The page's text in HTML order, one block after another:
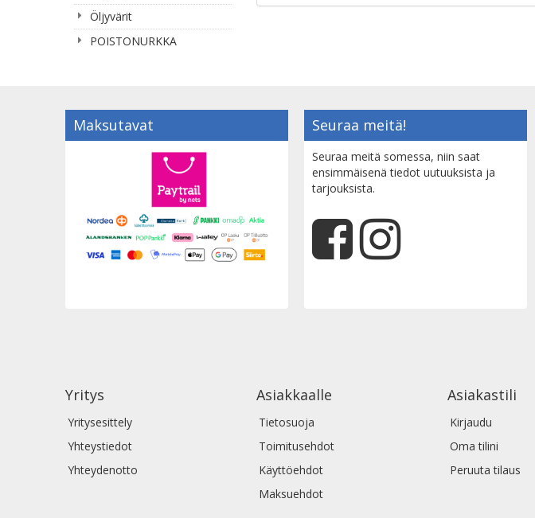
Öljyvärit
POISTONURKKA
Maksutavat Seuraa meitä!
Seuraa meitä somessa, niin saat
ensimmäisenä tiedot uutuuksista ja
tarjouksista.
Yritys
Yritysesittely
Yhteystiedot
Yhteydenotto
Asiakkaalle
Tietosuoja
Toimitusehdot
Käyttöehdot
Maksuehdot
Asiakastili
Kirjaudu
Oma tilini
Peruuta tilaus